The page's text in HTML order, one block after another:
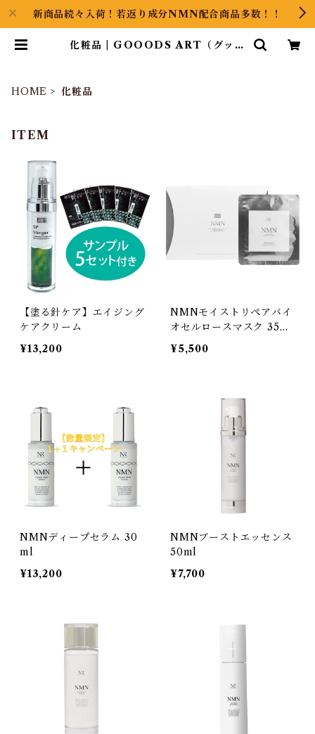
新商品続々入荷！若返り成分NMN配合商品多数！！
化粧品 | GOOODS ART（グッズ
HOME
化粧品
ITEM
【塗る針ケア】エイジング
ケアクリーム
¥13,200
NMNモイストリペアバイ
オセルロースマスク 35ml
×4枚
¥5,500
NMNディープセラム 30
ml
¥13,200
NMNブーストエッセンス
50ml
¥7,700